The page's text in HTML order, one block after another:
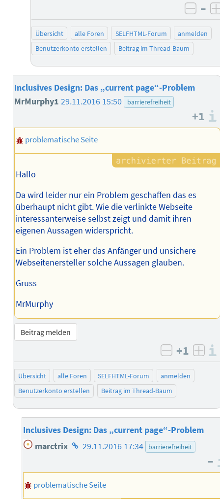
–
Übersicht alle Foren SELFHTML-Forum
anmelden
Benutzerkonto erstellen
Beitrag im Thread-Baum
Inclusives Design: Das „current page“-Problem
MrMurphy129.11.2016 15:50 barrierefreiheit
+1
problematische Seite
Hallo
Da wird leider nur ein Problem geschaffen das es
überhaupt nicht gibt. Wie die verlinkte Webseite
interessanterweise selbst zeigt und damit ihren
eigenen Aussagen widerspricht.
Ein Problem ist eher das Anfänger und unsichere
Webseitenersteller solche Aussagen glauben.
Gruss
MrMurphy
Beitrag melden
negativ
+1
Übersicht alle Foren SELFHTML-Forum
anmelden
Benutzerkonto erstellen
Beitrag im Thread-Baum
Inclusives Design: Das „current page“-Problem
marctrix Homepage
Autors
29.11.2016 17:34 barrierefreiheit
–
problematische Seite